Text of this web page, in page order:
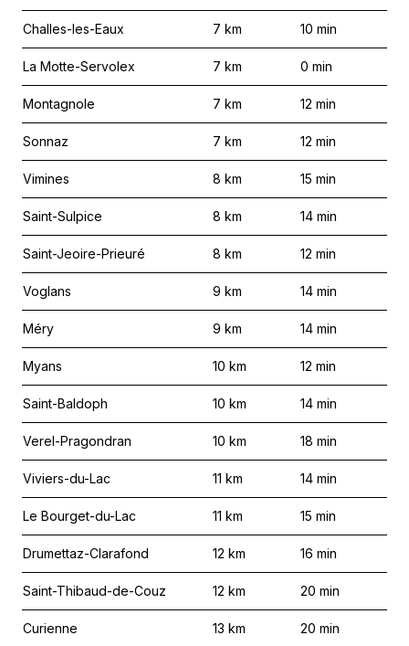
Challes-les-Eaux 7 km 10 min
La Motte-Servolex 7 km 0 min
Montagnole 7 km 12 min
Sonnaz 7 km 12 min
Vimines 8 km 15 min
Saint-Sulpice 8 km 14 min
Saint-Jeoire-Prieuré 8 km 12 min
Voglans 9 km 14 min
Méry 9 km 14 min
Myans 10 km 12 min
Saint-Baldoph 10 km 14 min
Verel-Pragondran 10 km 18 min
Viviers-du-Lac 11 km 14 min
Le Bourget-du-Lac 11 km 15 min
Drumettaz-Clarafond 12 km 16 min
Saint-Thibaud-de-Couz 12 km 20 min
Curienne 13 km 20 min